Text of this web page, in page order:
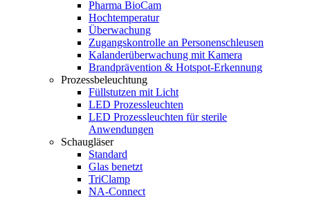
Pharma BioCam
Hochtemperatur
Überwachung
Zugangskontrolle an Personenschleusen
Kalanderüberwachung mit Kamera
Brandprävention & Hotspot-Erkennung
Prozessbeleuchtung
Füllstutzen mit Licht
LED Prozessleuchten
LED Prozessleuchten für sterile
Anwendungen
Schaugläser
Standard
Glas benetzt
TriClamp
NA-Connect